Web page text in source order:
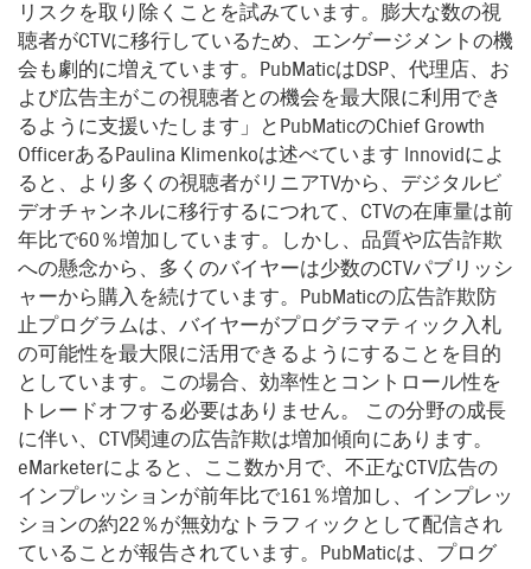
リスクを取り除くことを試みています。膨大な数の視
聴者がCTVに移行しているため、エンゲージメントの機
会も劇的に増えています。PubMaticはDSP、代理店、お
よび広告主がこの視聴者との機会を最大限に利用でき
るように支援いたします」とPubMaticのChief Growth
OfficerあるPaulina Klimenkoは述べています Innovidによ
ると、より多くの視聴者がリニアTVから、デジタルビ
デオチャンネルに移行するにつれて、CTVの在庫量は前
年比で60％増加しています。しかし、品質や広告詐欺
への懸念から、多くのバイヤーは少数のCTVパブリッシ
ャーから購入を続けています。PubMaticの広告詐欺防
止プログラムは、バイヤーがプログラマティック入札
の可能性を最大限に活用できるようにすることを目的
としています。この場合、効率性とコントロール性を
トレードオフする必要はありません。 この分野の成長
に伴い、CTV関連の広告詐欺は増加傾向にあります。
eMarketerによると、ここ数か月で、不正なCTV広告の
インプレッションが前年比で161％増加し、インプレッ
ションの約22％が無効なトラフィックとして配信され
ていることが報告されています。PubMaticは、プログ